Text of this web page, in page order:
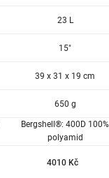
23 L
15"
39 x 31 x 19 cm
650 g
Bergshell®: 400D 100%
polyamid
4010 Kč